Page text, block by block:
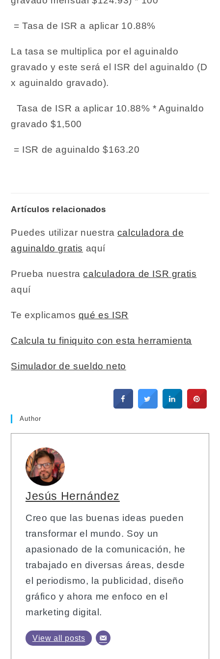
= Tasa de ISR a aplicar 10.88%
La tasa se multiplica por el aguinaldo
gravado y este será el ISR del aguinaldo (D
x aguinaldo gravado).
Tasa de ISR a aplicar 10.88% * Aguinaldo
gravado $1,500
= ISR de aguinaldo $163.20
Artículos relacionados
Puedes utilizar nuestra calculadora de
aguinaldo gratis aquí
Prueba nuestracalculadora de ISR gratis
aquí
Te explicamos qué es ISR
Calcula tu finiquito con esta herramienta
Simulador de sueldo neto
Author
Jesús Hernández
Creo que las buenas ideas pueden
transformar el mundo. Soy un
apasionado de la comunicación, he
trabajado en diversas áreas, desde
el periodismo, la publicidad, diseño
gráfico y ahora me enfoco en el
marketing digital.
View all posts